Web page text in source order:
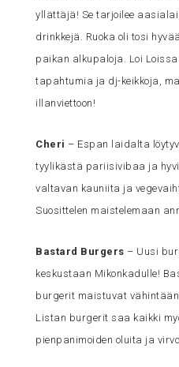
yllättäjä! Se tarjoilee
drinkkejä. Ruoka oli tosi
paikan alkupaloja. Loi
tapahtumia ja dj-keikkoja,
illanviettoon!
Cheri – Espan laidalta
tyylikästä pariisivibaa ja
valtavan kauniita ja
Suosittelen maistelemaan
Bastard Burgers – Uusi
keskustaan Mikonkadulle!
burgerit maistuvat
Listan burgerit saa kaikki
pienpanimoiden oluita ja